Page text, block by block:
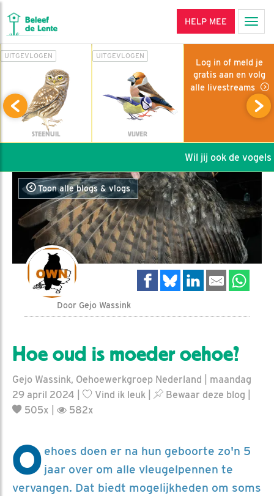
HELP MEE
UITGEVLOGEN
STEENUIL
UITGEVLOGEN
VIJVER
Log in of meld je
gratis aan en volg
alle livestreams
Wil jij ook de vogels
Toon alle blogs & vlogs
Door Gejo Wassink
Hoe oud is moeder oehoe?
Gejo Wassink, Oehoewerkgroep Nederland | maandag
29 april 2024 |
Vind ik leuk Bewaar deze blog
505x |
582x
O ehoes doen er na hun geboorte zo'n 5
jaar over om alle vleugelpennen te
vervangen. Dat biedt mogelijkheden om soms